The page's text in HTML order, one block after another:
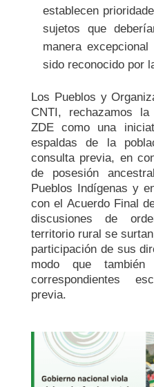
establecen
sujetos que
manera
sido reconocido por
Los Pueblos y
CNTI, rechazamos
ZDE como una
espaldas de la
consulta previa, en
de posesión
Pueblos Indígenas y
con el Acuerdo Final
discusiones de
territorio rural se
participación de sus
modo que
correspondientes
previa.